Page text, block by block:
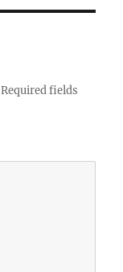
Required fields